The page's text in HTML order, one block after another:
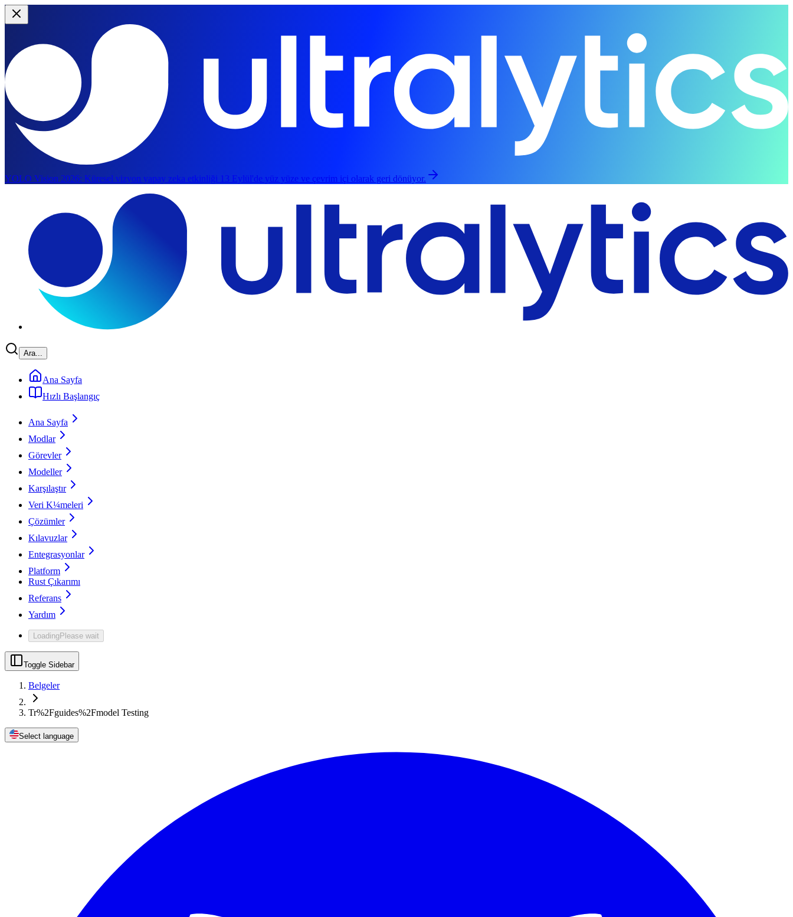
YOLO Vision 2026: Küresel vizyon yapay zeka etkinliği 13 Eylül'de yüz yüze ve çevrim içi olarak geri dönüyor.
Ara...
Ana Sayfa
Hızlı Başlangıç
Ana Sayfa
Modlar
Görevler
Modeller
Karşılaştır
Veri K¼meleri
Çözümler
Kılavuzlar
Entegrasyonlar
Platform
Rust Çıkarımı
Referans
Yardım
LoadingPlease wait
Toggle Sidebar
Belgeler
Tr%2Fguides%2Fmodel Testing
Select language